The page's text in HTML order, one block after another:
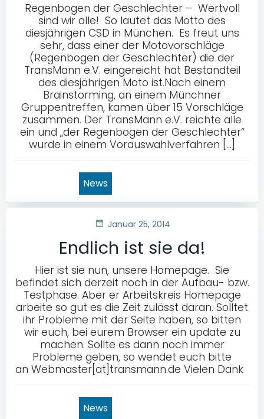
Regenbogen der Geschlechter – Wertvoll
sind wir alle! So lautet das Motto des
diesjährigen CSD in München. Es freut uns
sehr, dass einer der Motovorschläge
(Regenbogen der Geschlechter) die der
TransMann e.V. eingereicht hat Bestandteil
des diesjährigen Moto ist.Nach einem
Brainstorming, an einem Münchner
Gruppentreffen, kamen über 15 Vorschläge
zusammen. Der TransMann e.V. reichte alle
ein und „der Regenbogen der Geschlechter“
wurde in einem Vorauswahlverfahren […]
News
Januar 25, 2014
Endlich ist sie da!
Hier ist sie nun, unsere Homepage. Sie
befindet sich derzeit noch in der Aufbau- bzw.
Testphase. Aber er Arbeitskreis Homepage
arbeite so gut es die Zeit zulässt daran. Solltet
ihr Probleme mit der Seite haben, so bitten
wir euch, bei eurem Browser ein update zu
machen. Sollte es dann noch immer
Probleme geben, so wendet euch bitte
an Webmaster[at]transmann.de Vielen Dank
News